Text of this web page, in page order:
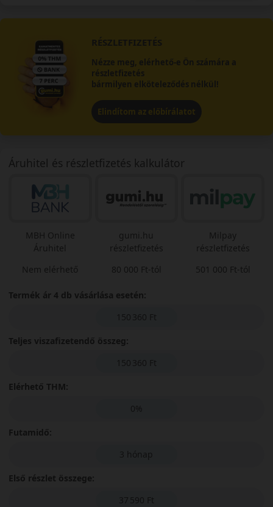
RÉSZLETFIZETÉS
Nézze meg, elérhető-e Ön számára a
részletfizetés
bármilyen elköteleződés nélkül!
Elindítom az előbírálatot
Áruhitel és részletfizetés kalkulátor
MBH Online
Áruhitel
Nem elérhető
gumi.hu
részletfizetés
80 000 Ft-tól
Milpay
részletfizetés
501 000 Ft-tól
Termék ár 4 db vásárlása esetén:
150 360 Ft
Teljes viszafizetendő összeg:
150 360 Ft
Elérhető THM:
0%
Futamidő:
3 hónap
Első részlet összege:
37 590 Ft